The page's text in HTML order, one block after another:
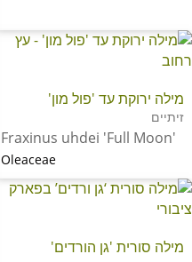
מילה ירוקת עד 'פול מון'
זיתיים
Fraxinus uhdei 'Full Moon'
Oleaceae
מילה סורית 'גן הורדים'